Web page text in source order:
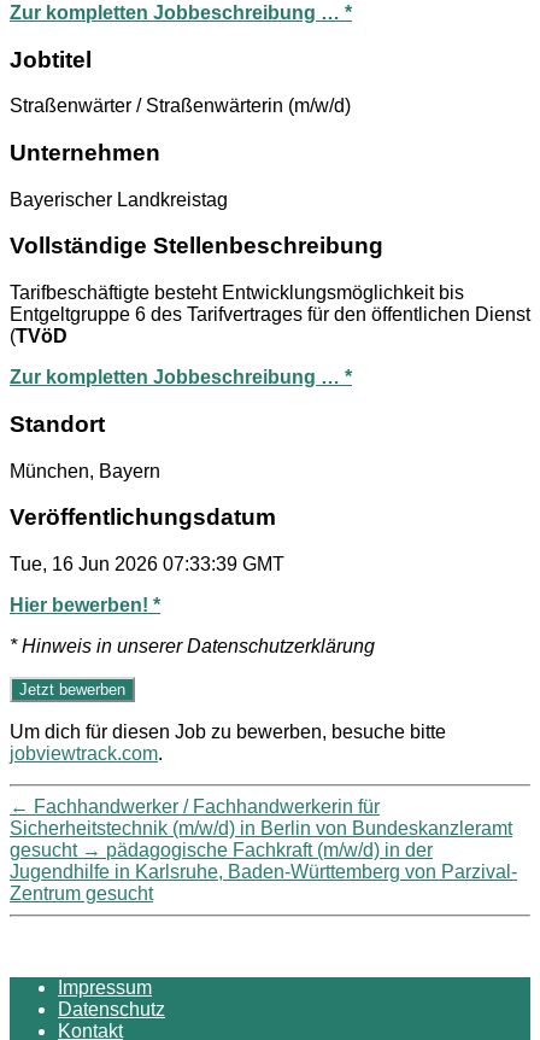
Zur kompletten Jobbeschreibung … *
Jobtitel
Straßenwärter / Straßenwärterin (m/w/d)
Unternehmen
Bayerischer Landkreistag
Vollständige Stellenbeschreibung
Tarifbeschäftigte besteht Entwicklungsmöglichkeit bis
Entgeltgruppe 6 des Tarifvertrages für den öffentlichen Dienst
(TVöD
Zur kompletten Jobbeschreibung … *
Standort
München, Bayern
Veröffentlichungsdatum
Tue, 16 Jun 2026 07:33:39 GMT
Hier bewerben! *
* Hinweis in unserer Datenschutzerklärung
Um dich für diesen Job zu bewerben, besuche bitte
jobviewtrack.com.
← Fachhandwerker / Fachhandwerkerin für
Sicherheitstechnik (m/w/d) in Berlin von Bundeskanzleramt
gesucht → pädagogische Fachkraft (m/w/d) in der
Jugendhilfe in Karlsruhe, Baden-Württemberg von Parzival-
Zentrum gesucht
Impressum
Datenschutz
Kontakt